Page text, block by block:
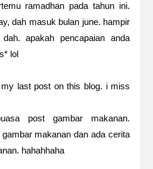
ramadhan pada tahun ini.
dah masuk bulan june. hampir
apakah pencapaian anda
lol
last post on this blog. i miss
post gambar makanan.
makanan dan ada cerita
hahahhaha